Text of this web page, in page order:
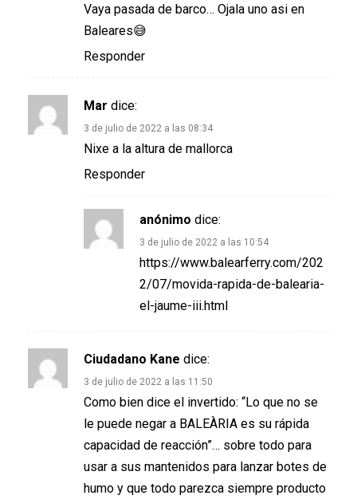
Vaya pasada de barco… Ojala uno asi en
Baleares😅
Responder
Mar dice:
3 de julio de 2022 a las 08:34
Nixe a la altura de mallorca
Responder
anónimo dice:
3 de julio de 2022 a las 10:54
https://www.balearferry.com/202
2/07/movida-rapida-de-balearia-
el-jaume-iii.html
Ciudadano Kane dice:
3 de julio de 2022 a las 11:50
Como bien dice el invertido: “Lo que no se
le puede negar a BALEÀRIA es su rápida
capacidad de reacción”… sobre todo para
usar a sus mantenidos para lanzar botes de
humo y que todo parezca siempre producto